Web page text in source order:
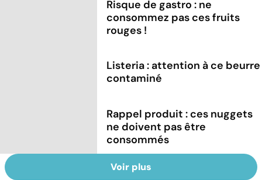
Risque de gastro : ne
consommez pas ces fruits
rouges !
Listeria : attention à ce beurre
contaminé
Rappel produit : ces nuggets
ne doivent pas être
consommés
Voir plus